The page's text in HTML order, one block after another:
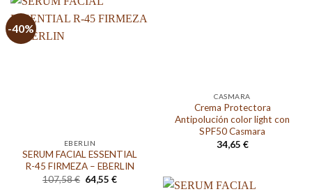
CASMARA
Crema Protectora
Antipolución color light con
SPF50 Casmara
34,65 €
-40%
EBERLIN
SERUM FACIAL ESSENTIAL
R-45 FIRMEZA – EBERLIN
107,58€ El
precio
64,55€El